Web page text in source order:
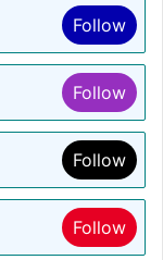
Follow
Follow
Follow
Follow